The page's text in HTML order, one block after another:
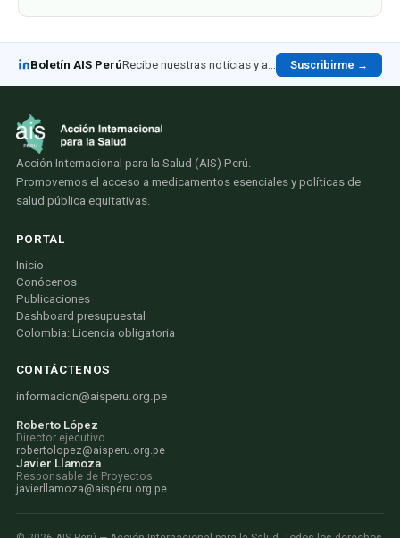
Boletín AIS PerúRecibe nuestras noticias y análisis en LinkedIn Suscribirme →
Acción Internacional para la Salud (AIS) Perú.
Promovemos el acceso a medicamentos esenciales y políticas de
salud pública equitativas.
PORTAL
Inicio
Conócenos
Publicaciones
Dashboard presupuestal
Colombia: Licencia obligatoria
CONTÁCTENOS
informacion@aisperu.org.pe
Roberto López
Director ejecutivo
robertolopez@aisperu.org.pe
Javier Llamoza
Responsable de Proyectos
javierllamoza@aisperu.org.pe